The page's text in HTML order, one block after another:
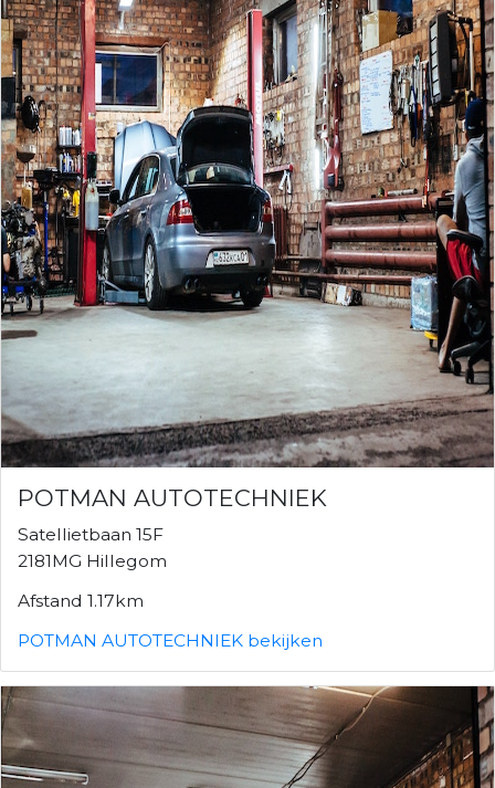
POTMAN AUTOTECHNIEK
Satellietbaan 15F
2181MG Hillegom
Afstand 1.17km
POTMAN AUTOTECHNIEK bekijken